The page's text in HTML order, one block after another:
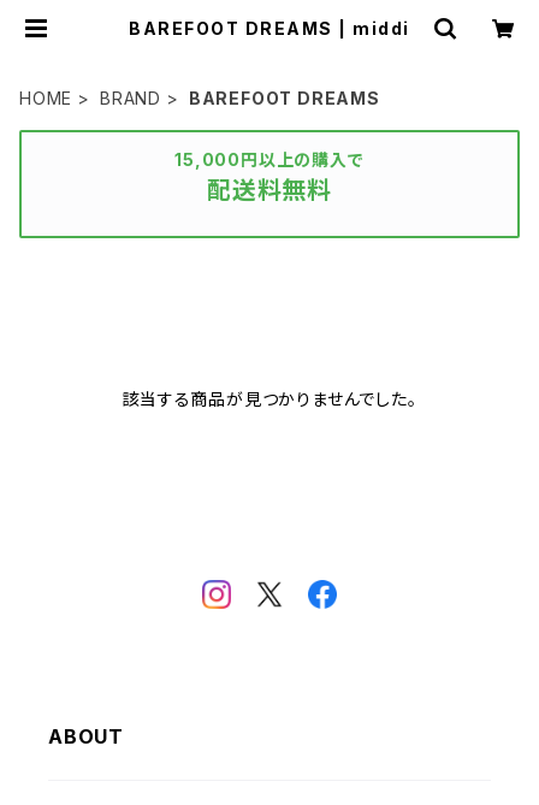
BAREFOOT DREAMS | middi
HOME BRAND BAREFOOT DREAMS
15,000円以上の購入で
配送料無料
該当する商品が見つかりませんでした。
ABOUT